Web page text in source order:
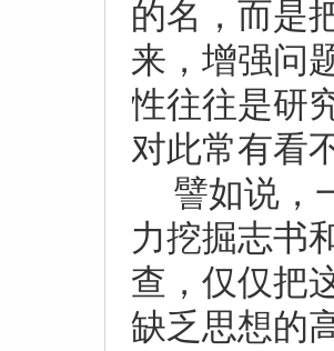
的名，而是
来，增强问
性往往是研
对此常有看
譬如说，
力挖掘志书
查，仅仅把
缺乏思想的